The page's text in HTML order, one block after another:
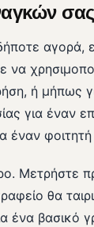
αγορά,
ή μήπως
για έναν
έναν
Μετρήστε
θα
ένα βασικό